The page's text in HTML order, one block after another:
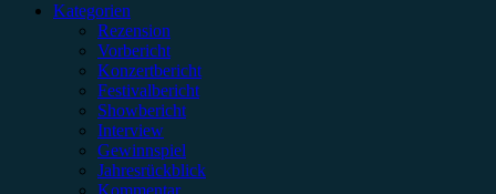
Kategorien
Rezension
Vorbericht
Konzertbericht
Festivalbericht
Showbericht
Interview
Gewinnspiel
Jahresrückblick